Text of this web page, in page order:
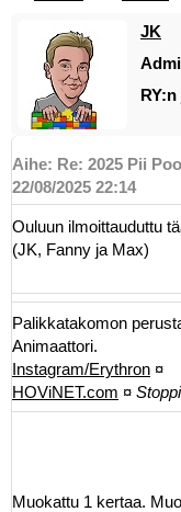
JK
Aihe: Re: 2025 Pii
22/08/2025 22:14
Ouluun ilmoittauduttu
(JK, Fanny ja Max)
Palikkatakomon
Animaattori.
Instagram/Erythron ¤
HOViNET.com ¤
Muokattu 1 kertaa.